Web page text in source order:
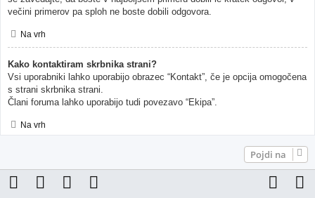
večini primerov pa sploh ne boste dobili odgovora.
Na vrh
Kako kontaktiram skrbnika strani?
Vsi uporabniki lahko uporabijo obrazec “Kontakt”, če je opcija omogočena
s strani skrbnika strani.
Člani foruma lahko uporabijo tudi povezavo “Ekipa”.
Na vrh
Pojdi na